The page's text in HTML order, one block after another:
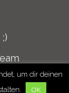
um dir deinen
OK